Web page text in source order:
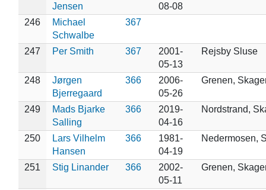
Jensen
08-08
246
Michael
Schwalbe
367
247 Per Smith 367
2001-
05-13
Rejsby Sluse
248
Jørgen
Bjerregaard
366
2006-
05-26
Grenen,
249
Mads Bjarke
Salling
366
2019-
04-16
Nordstrand,
250
Lars Vilhelm
Hansen
366
1981-
04-19
Nedermosen,
251 Stig Linander 366
2002-
05-11
Grenen,